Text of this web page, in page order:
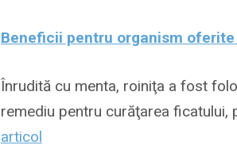
Beneficii pentru organism
Înrudită cu menta, roiniţa a fost
remediu pentru curăţarea ficatului,
articol